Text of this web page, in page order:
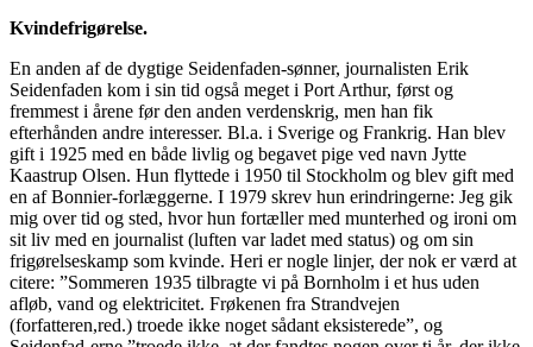
Kvindefrigørelse.
En anden af de dygtige Seidenfaden-sønner, journalisten Erik
Seidenfaden kom i sin tid også meget i Port Arthur, først og
fremmest i årene før den anden verdenskrig, men han fik
efterhånden andre interesser. Bl.a. i Sverige og Frankrig. Han blev
gift i 1925 med en både livlig og begavet pige ved navn Jytte
Kaastrup Olsen. Hun flyttede i 1950 til Stockholm og blev gift med
en af Bonnier-forlæggerne. I 1979 skrev hun erindringerne: Jeg gik
mig over tid og sted, hvor hun fortæller med munterhed og ironi om
sit liv med en journalist (luften var ladet med status) og om sin
frigørelseskamp som kvinde. Heri er nogle linjer, der nok er værd at
citere: ”Sommeren 1935 tilbragte vi på Bornholm i et hus uden
afløb, vand og elektricitet. Frøkenen fra Strandvejen
(forfatteren,red.) troede ikke noget sådant eksisterede”, og